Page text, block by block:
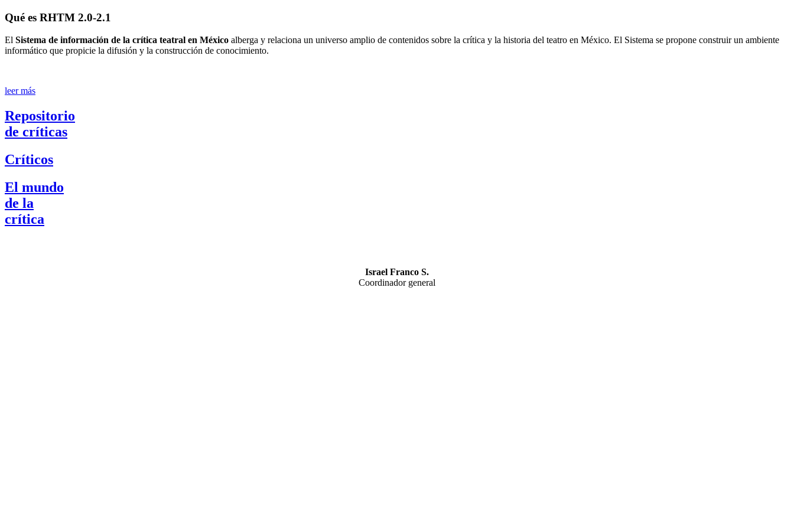
Qué es RHTM 2.0-2.1
El Sistema de información de la crítica teatral en México alberga y relaciona un universo amplio de contenidos sobre la crítica y la historia del teatro en México. El Sistema se propone construir un ambiente
informático que propicie la difusión y la construcción de conocimiento.
leer más
Repositorio
de críticas
Críticos
El mundo
de la
crítica
Israel Franco S.
Coordinador general